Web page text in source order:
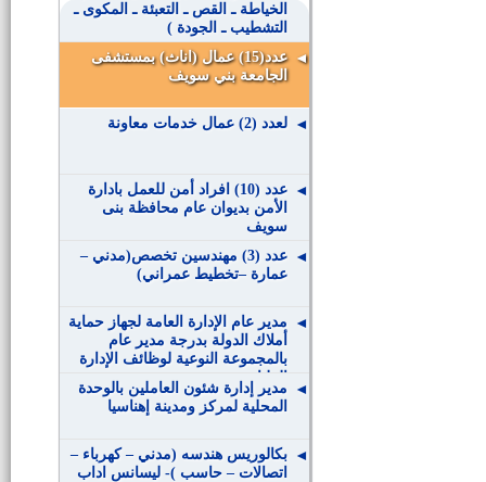
الخياطة ـ القص ـ التعبئة ـ المكوى ـ
التشطيب ـ الجودة )
عدد(15) عمال (اناث) بمستشفى
الجامعة بني سويف
لعدد (2) عمال خدمات معاونة
عدد (10) افراد أمن للعمل بادارة
الأمن بديوان عام محافظة بنى
سويف
عدد (3) مهندسين تخصص(مدني –
عمارة –تخطيط عمراني)
مدير عام الإدارة العامة لجهاز حماية
أملاك الدولة بدرجة مدير عام
بالمجموعة النوعية لوظائف الإدارة
العليا
مدير إدارة شئون العاملين بالوحدة
المحلية لمركز ومدينة إهناسيا
بكالوريس هندسه (مدني – كهرباء –
اتصالات – حاسب )- ليسانس اداب